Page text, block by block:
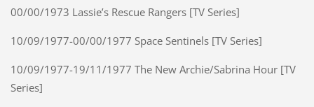
00/00/1973 Lassie’s Rescue Rangers [TV Series]
10/09/1977-00/00/1977 Space Sentinels [TV Series]
10/09/1977-19/11/1977 The New Archie/Sabrina Hour [TV
Series]